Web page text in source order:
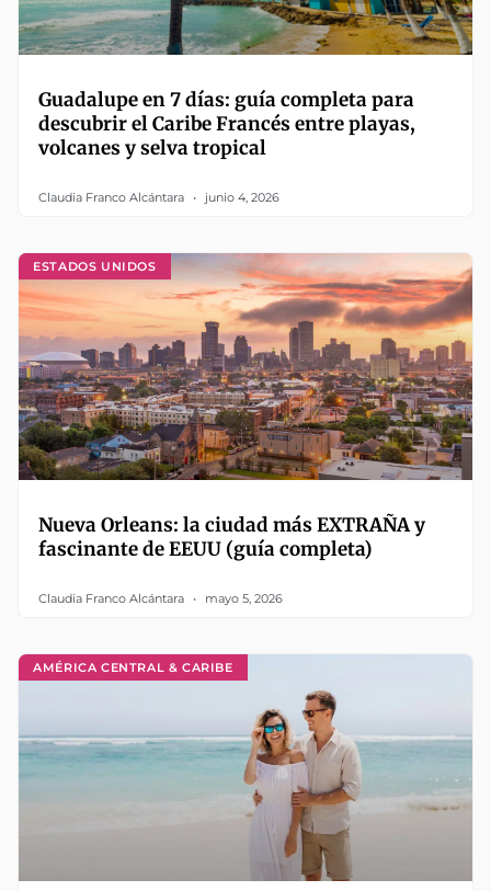
Guadalupe en 7 días: guía completa para
descubrir el Caribe Francés entre playas,
volcanes y selva tropical
Claudia Franco Alcántara junio 4, 2026
ESTADOS UNIDOS
Nueva Orleans: la ciudad más EXTRAÑA y
fascinante de EEUU (guía completa)
Claudia Franco Alcántara mayo 5, 2026
AMÉRICA CENTRAL & CARIBE